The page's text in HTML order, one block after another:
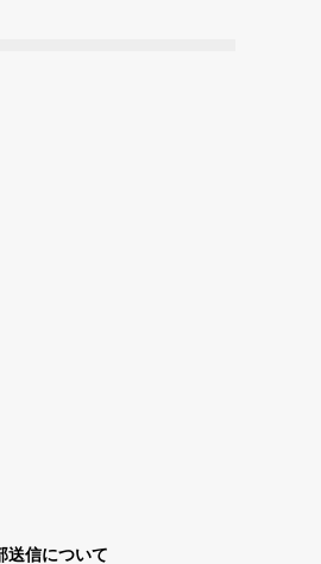
送信について